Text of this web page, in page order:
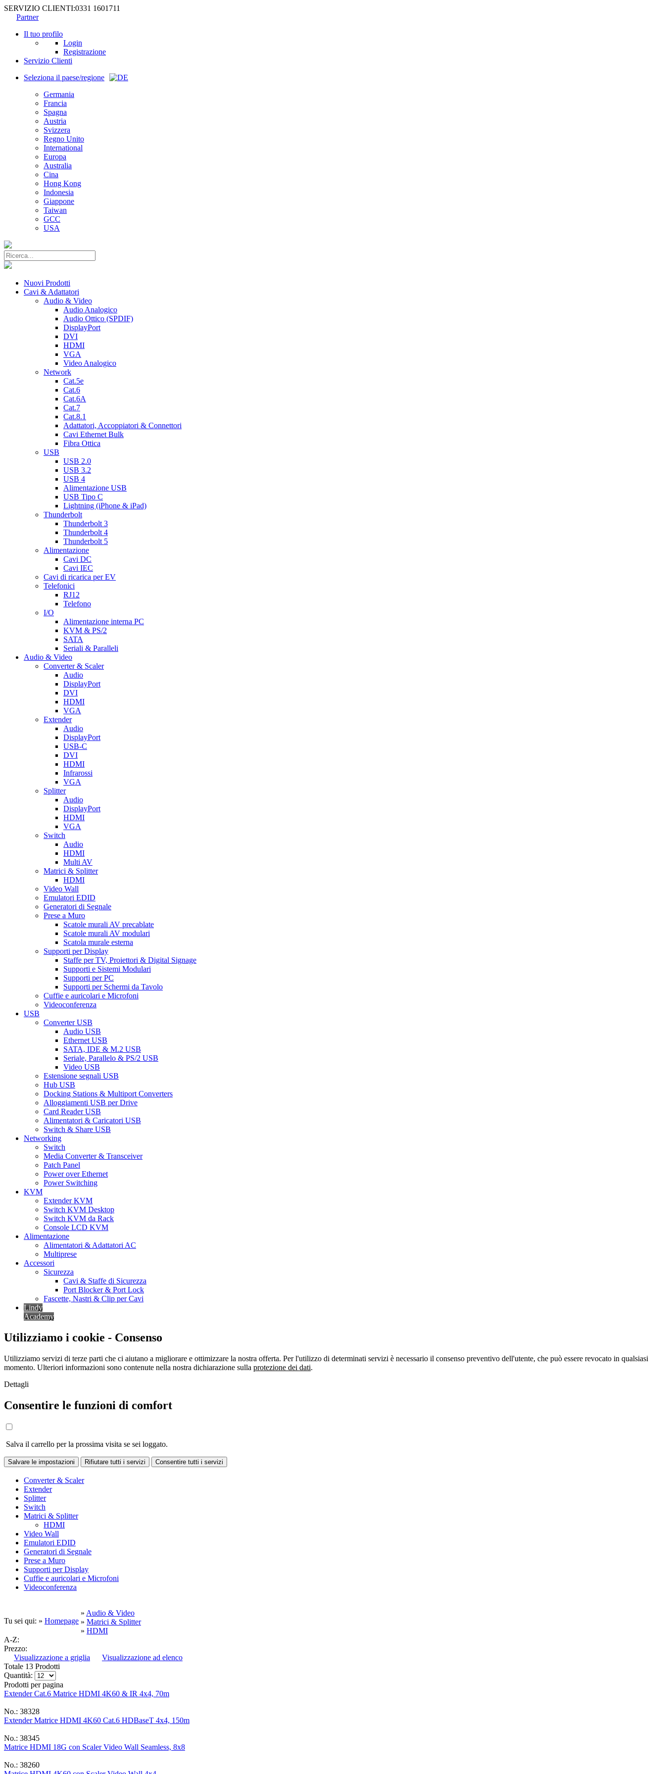
SERVIZIO CLIENTI:0331 1601711
Partner
Il tuo profilo
Login
Registrazione
Servizio Clienti
Seleziona il paese/regione
Germania
Francia
Spagna
Austria
Svizzera
Regno Unito
International
Europa
Australia
Cina
Hong Kong
Indonesia
Giappone
Taiwan
GCC
USA
Nuovi Prodotti
Cavi & Adattatori
Audio & Video
Audio Analogico
Audio Ottico (SPDIF)
DisplayPort
DVI
HDMI
VGA
Video Analogico
Network
Cat.5e
Cat.6
Cat.6A
Cat.7
Cat.8.1
Adattatori, Accoppiatori & Connettori
Cavi Ethernet Bulk
Fibra Ottica
USB
USB 2.0
USB 3.2
USB 4
Alimentazione USB
USB Tipo C
Lightning (iPhone & iPad)
Thunderbolt
Thunderbolt 3
Thunderbolt 4
Thunderbolt 5
Alimentazione
Cavi DC
Cavi IEC
Cavi di ricarica per EV
Telefonici
RJ12
Telefono
I/O
Alimentazione interna PC
KVM & PS/2
SATA
Seriali & Paralleli
Audio & Video
Converter & Scaler
Audio
DisplayPort
DVI
HDMI
VGA
Extender
Audio
DisplayPort
USB-C
DVI
HDMI
Infrarossi
VGA
Splitter
Audio
DisplayPort
HDMI
VGA
Switch
Audio
HDMI
Multi AV
Matrici & Splitter
HDMI
Video Wall
Emulatori EDID
Generatori di Segnale
Prese a Muro
Scatole murali AV precablate
Scatole murali AV modulari
Scatola murale esterna
Supporti per Display
Staffe per TV, Proiettori & Digital Signage
Supporti e Sistemi Modulari
Supporti per PC
Supporti per Schermi da Tavolo
Cuffie e auricolari e Microfoni
Videoconferenza
USB
Converter USB
Audio USB
Ethernet USB
SATA, IDE & M.2 USB
Seriale, Parallelo & PS/2 USB
Video USB
Estensione segnali USB
Hub USB
Docking Stations & Multiport Converters
Alloggiamenti USB per Drive
Card Reader USB
Alimentatori & Caricatori USB
Switch & Share USB
Networking
Switch
Media Converter & Transceiver
Patch Panel
Power over Ethernet
Power Switching
KVM
Extender KVM
Switch KVM Desktop
Switch KVM da Rack
Console LCD KVM
Alimentazione
Alimentatori & Adattatori AC
Multiprese
Accessori
Sicurezza
Cavi & Staffe di Sicurezza
Port Blocker & Port Lock
Fascette, Nastri & Clip per Cavi
Lindy
Academy
Utilizziamo i cookie - Consenso
Utilizziamo servizi di terze parti che ci aiutano a migliorare e ottimizzare la nostra offerta. Per l'utilizzo di determinati servizi è necessario il consenso preventivo dell'utente, che può essere revocato in qualsiasi
momento. Ulteriori informazioni sono contenute nella nostra dichiarazione sulla protezione dei dati.
Dettagli
Consentire le funzioni di comfort
Salva il carrello per la prossima visita se sei loggato.
Salvare le impostazioni Rifiutare tutti i servizi Consentire tutti i servizi
Converter & Scaler
Extender
Splitter
Switch
Matrici & Splitter
HDMI
Video Wall
Emulatori EDID
Generatori di Segnale
Prese a Muro
Supporti per Display
Cuffie e auricolari e Microfoni
Videoconferenza
Tu sei qui: » Homepage
» Audio & Video
» Matrici & Splitter
» HDMI
A-Z:
Prezzo:
Visualizzazione a griglia
Visualizzazione ad elenco
Totale 13 Prodotti
Quantità:
Prodotti per pagina
Extender Cat.6 Matrice HDMI 4K60 & IR 4x4, 70m
No.: 38328
Extender Matrice HDMI 4K60 Cat.6 HDBaseT 4x4, 150m
No.: 38345
Matrice HDMI 18G con Scaler Video Wall Seamless, 8x8
No.: 38260